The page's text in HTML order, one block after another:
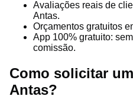
Avaliações reais de
Antas.
Orçamentos gratuitos
App 100% gratuito:
comissão.
Como solicitar
Antas?